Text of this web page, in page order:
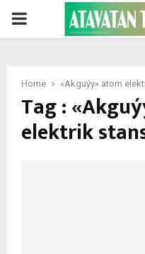
PRIMARY
Home «Akguýy» atom
Tag :
elektrik